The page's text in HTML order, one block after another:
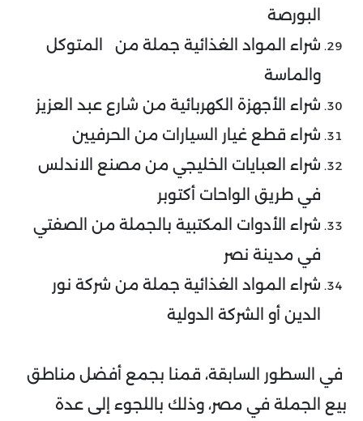
البورصة
شراء المواد الغذائية جملة من المتوكل
والماسة
شراء الأجهزة الكهربائية من شارع عبد العزيز
شراء قطع غيار السيارات من الحرفيين
شراء العبايات الخليجي من مصنع الاندلس
في طريق الواحات أكتوبر
شراء الأدوات المكتبية بالجملة من الصفتي
في مدينة نصر
شراء المواد الغذائية جملة من شركة نور
الدين أو الشركة الدولية
في السطور السابقة، قمنا بجمع أفضل مناطق
بيع الجملة في مصر، وذلك باللجوء إلى عدة